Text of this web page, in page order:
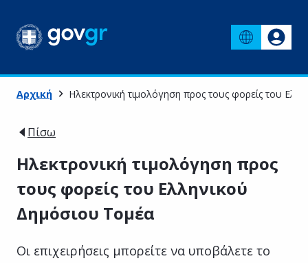
Αρχική Ηλεκτρονική τιμολόγηση προς τους φορείς του
Πίσω
Ηλεκτρονική τιμολόγηση προς
τους φορείς του Ελληνικού
Δημόσιου Τομέα
Οι επιχειρήσεις μπορείτε να υποβάλετε το